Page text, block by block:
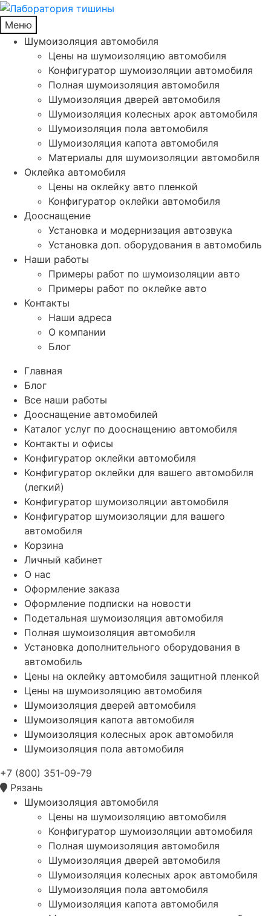
Меню
Шумоизоляция автомобиля
Цены на шумоизоляцию автомобиля
Конфигуратор шумоизоляции автомобиля
Полная шумоизоляция автомобиля
Шумоизоляция дверей автомобиля
Шумоизоляция колесных арок автомобиля
Шумоизоляция пола автомобиля
Шумоизоляция капота автомобиля
Материалы для шумоизоляции автомобиля
Оклейка автомобиля
Цены на оклейку авто пленкой
Конфигуратор оклейки автомобиля
Дооснащение
Установка и модернизация автозвука
Установка доп. оборудования в автомобиль
Наши работы
Примеры работ по шумоизоляции авто
Примеры работ по оклейке авто
Контакты
Наши адреса
О компании
Блог
Главная
Блог
Все наши работы
Дооснащение автомобилей
Каталог услуг по дооснащению автомобиля
Контакты и офисы
Конфигуратор оклейки автомобиля
Конфигуратор оклейки для вашего автомобиля
(легкий)
Конфигуратор шумоизоляции автомобиля
Конфигуратор шумоизоляции для вашего
автомобиля
Корзина
Личный кабинет
О нас
Оформление заказа
Оформление подписки на новости
Подетальная шумоизоляция автомобиля
Полная шумоизоляция автомобиля
Установка дополнительного оборудования в
автомобиль
Цены на оклейку автомобиля защитной пленкой
Цены на шумоизоляцию автомобиля
Шумоизоляция дверей автомобиля
Шумоизоляция капота автомобиля
Шумоизоляция колесных арок автомобиля
Шумоизоляция пола автомобиля
+7 (800) 351-09-79
Рязань
Шумоизоляция автомобиля
Цены на шумоизоляцию автомобиля
Конфигуратор шумоизоляции автомобиля
Полная шумоизоляция автомобиля
Шумоизоляция дверей автомобиля
Шумоизоляция колесных арок автомобиля
Шумоизоляция пола автомобиля
Шумоизоляция капота автомобиля